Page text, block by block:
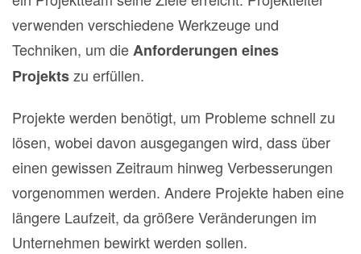
verwenden verschiedene Werkzeuge und
Techniken, um dieAnforderungen eines
Projektszu erfüllen.
Projekte werden benötigt, um Probleme schnell zu
lösen, wobei davon ausgegangen wird, dass über
einen gewissen Zeitraum hinweg Verbesserungen
vorgenommen werden. Andere Projekte haben eine
längere Laufzeit, da größere Veränderungen im
Unternehmen bewirkt werden sollen.